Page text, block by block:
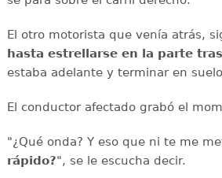
El otro motorista que venía atrás,
hasta estrellarse en la parte
estaba adelante y terminar en
El conductor afectado grabó el
"¿Qué onda? Y eso que ni te me
rápido?", se le escucha decir.